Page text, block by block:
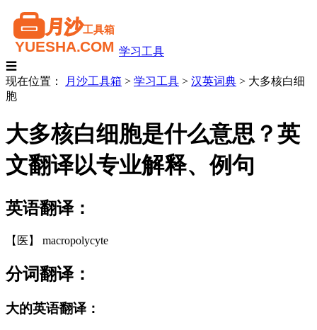
学习工具
☰
现在位置：
月沙工具箱 > 学习工具 > 汉英词典 > 大多核白细
胞
大多核白细胞是什么意思？英
文翻译以专业解释、例句
英语翻译：
【医】 macropolycyte
分词翻译：
大的英语翻译：